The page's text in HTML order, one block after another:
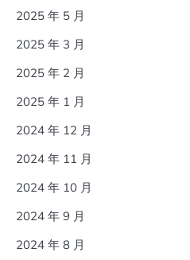
2025 年 5 月
2025 年 3 月
2025 年 2 月
2025 年 1 月
2024 年 12 月
2024 年 11 月
2024 年 10 月
2024 年 9 月
2024 年 8 月